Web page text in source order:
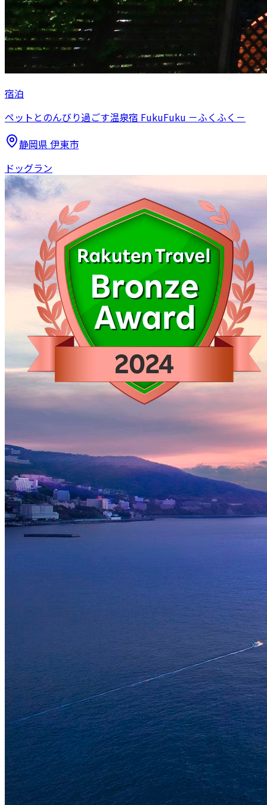
宿泊
ペットとのんびり過ごす温泉宿 FukuFuku －ふくふく－
静岡県 伊東市
ドッグラン